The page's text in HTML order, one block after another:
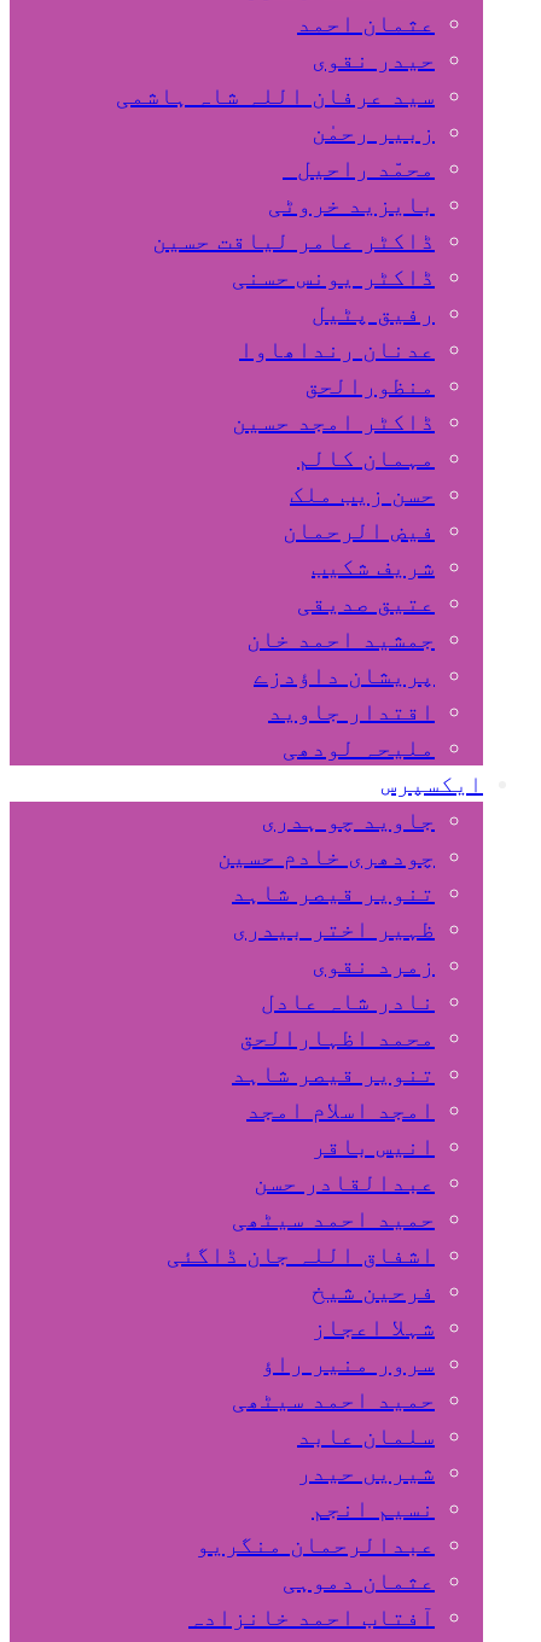
عثمان احمد
حیدر نقوی
سید عرفان اللہ شاہ ہاشمی
زبیر رحمٰن
محمّد راحیل
بایزید خروٹی
ڈاکٹر عامر لیاقت حسین
ڈاکٹر یونس حسنی
رفیق پٹیل
عدنان رنداھاوا
منظورالحق
ڈاکٹر امجد حسین
مہمان کالم
حسن زیب ملک
فیض الرحمان
شریف شکیب
عتیق صدیقی
جمشید احمد خان
پریشان داﺅدزے
اقتدار جاوید
ملیحہ لودھی
ایکسپرس
جاوید چو ہدری
چودھری خادم حسین
تنویر قیصر شاہد
ظہیر اختر بیدری
زمرد نقوی
نادر شاہ عادل
محمد اظہارالحق
تنویر قیصر شاہد
امجد اسلام امجد
انیس باقر
عبدالقادر حسن
حمید احمد سیٹھی
اشفاق اللہ جان ڈاگئی
فرحین شیخ
شہلا اعجاز
سرور منیر راؤ
حمید احمد سیٹھی
سلمان عابد
شیریں حیدر
نسیم انجم
عبدالرحمان منگریو
عثمان دموہی
آفتاب احمد خانزادہ